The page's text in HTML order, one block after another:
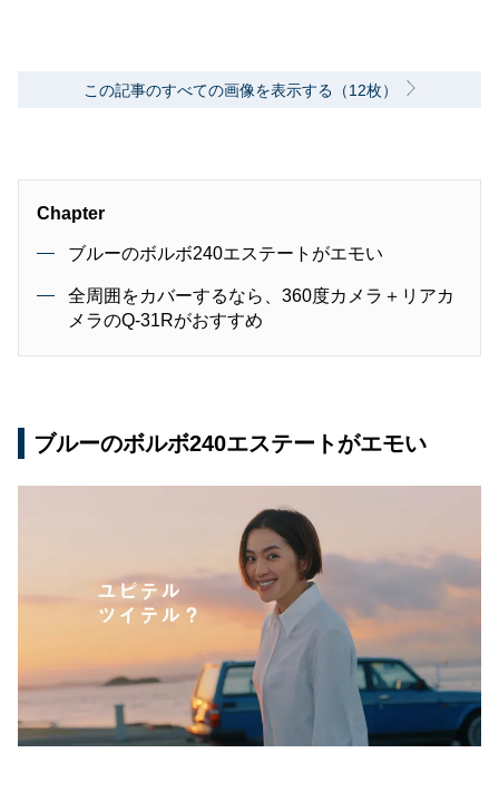
この記事のすべての画像を表示する（12枚）
Chapter
ブルーのボルボ240エステートがエモい
全周囲をカバーするなら、360度カメラ＋リアカ
メラのQ-31Rがおすすめ
ブルーのボルボ240エステートがエモい